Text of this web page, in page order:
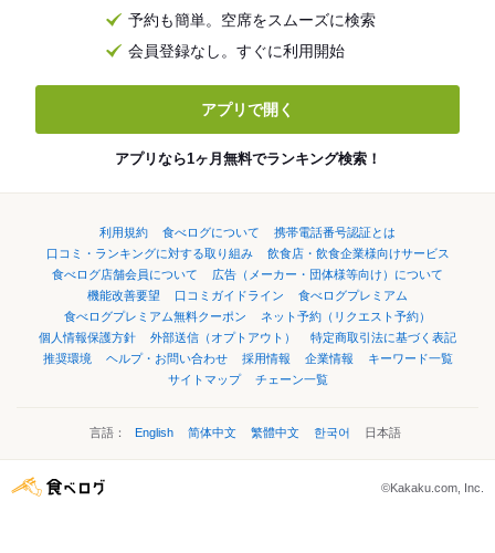
予約も簡単。空席をスムーズに検索
会員登録なし。すぐに利用開始
アプリで開く
アプリなら1ヶ月無料でランキング検索！
利用規約 食べログについて
携帯電話番号認証とは
口コミ・ランキングに対する取り組み
飲食店・飲食企業様向けサービス
食べログ店舗会員について
広告（メーカー・団体様等向け）について
機能改善要望
口コミガイドライン
食べログプレミアム
食べログプレミアム無料クーポン
ネット予約（リクエスト予約）
個人情報保護方針
外部送信（オプトアウト）
特定商取引法に基づく表記
推奨環境
ヘルプ・お問い合わせ 採用情報 企業情報
キーワード一覧
サイトマップ
チェーン一覧
言語： English 简体中文 繁體中文 한국어 日本語
©Kakaku.com, Inc.